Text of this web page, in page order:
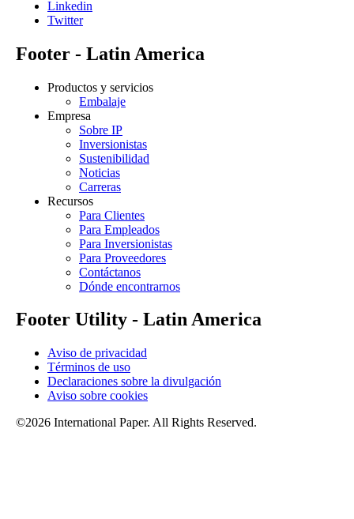
Linkedin
Twitter
Footer - Latin America
Productos y servicios
Embalaje
Empresa
Sobre IP
Inversionistas
Sustenibilidad
Noticias
Carreras
Recursos
Para Clientes
Para Empleados
Para Inversionistas
Para Proveedores
Contáctanos
Dónde encontrarnos
Footer Utility - Latin America
Aviso de privacidad
Términos de uso
Declaraciones sobre la divulgación
Aviso sobre cookies
©2026 International Paper. All Rights Reserved.